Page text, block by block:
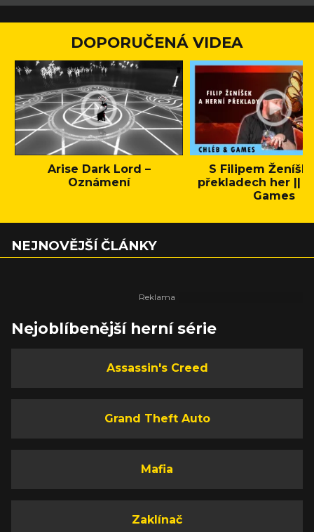
DOPORUČENÁ VIDEA
Arise Dark Lord –
Oznámení
S Filipem
překladech her ||
Games
NEJNOVĚJŠÍ ČLÁNKY
Nejoblíbenější herní série
Assassin's Creed
Grand Theft Auto
Mafia
Zaklínač